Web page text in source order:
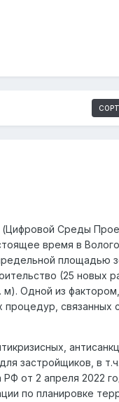
Среды
время в
площадью
(25 новых
Одной из
связанных
застройщиков, в
от 2 апреля 2022
по планировке